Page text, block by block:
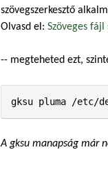
szövegszerkesztő
Olvasd el: Szöveges
-- megteheted ezt,
A gksu manapság már